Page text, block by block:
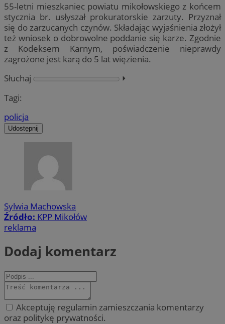
55-letni mieszkaniec powiatu mikołowskiego z końcem
stycznia br. usłyszał prokuratorskie zarzuty. Przyznał
się do zarzucanych czynów. Składając wyjaśnienia złożył
też wniosek o dobrowolne poddanie się karze. Zgodnie
z Kodeksem Karnym, poświadczenie nieprawdy
zagrożone jest karą do 5 lat więzienia.
Słuchaj
⏵︎
Tagi:
policja
Udostępnij
Sylwia Machowska
Źródło: KPP Mikołów
reklama
Dodaj komentarz
Akceptuję regulamin zamieszczania komentarzy
oraz politykę prywatności.